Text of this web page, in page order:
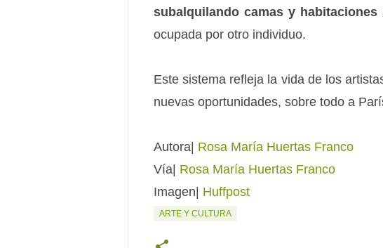
subalquilando camas y habitaciones
ocupada por otro individuo.
Este sistema refleja la vida de los
nuevas oportunidades, sobre todo a
Autora| Rosa María Huertas Franco
Vía| Rosa María Huertas Franco
Imagen| Huffpost
ARTE Y CULTURA